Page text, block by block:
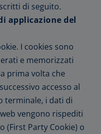
di seguito.
applicazione del
I cookies sono
e memorizzati
prima volta che
accesso al
terminale, i dati di
vengono rispediti
(First Party Cookie) o